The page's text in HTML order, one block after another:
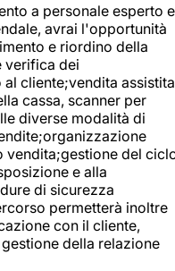
a personale esperto e
avrai l'opportunità
e riordino della
verifica dei
cliente;vendita assistita
cassa, scanner per
diverse modalità di
vendita;gestione del
e alla
di sicurezza
permetterà inoltre
con il cliente,
della relazione